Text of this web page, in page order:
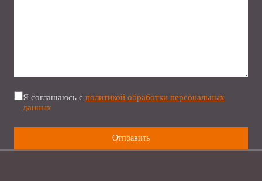
Я соглашаюсь с политикой обработки персональных
данных